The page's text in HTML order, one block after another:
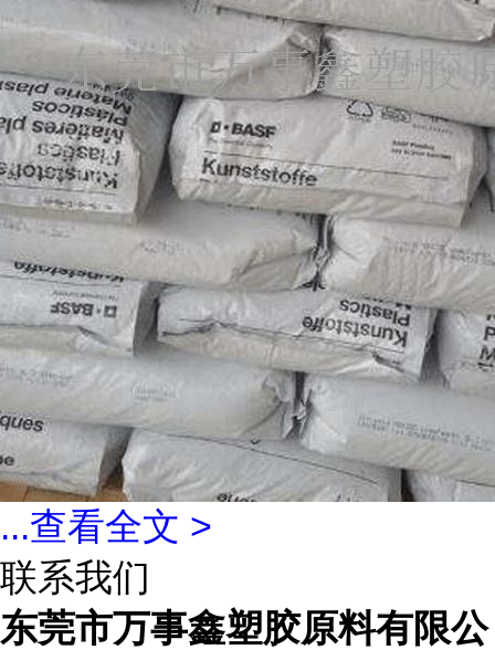
...查看全文 >
联系我们
东莞市万事鑫塑胶原料有限公